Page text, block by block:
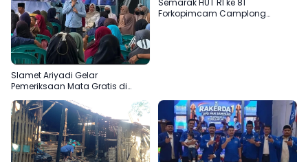
Slamet Ariyadi Gelar
Pemeriksaan Mata Gratis di
Menjadikan Madura Basis PAN
Forkopimcam Camplong